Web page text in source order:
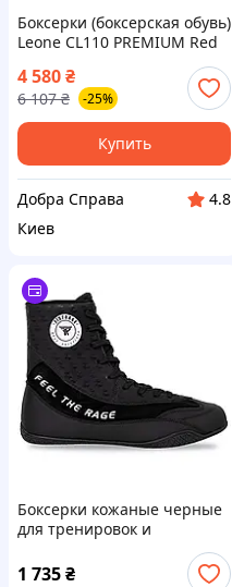
Боксерки (боксерская обувь)
Leone CL110 PREMIUM Red
4 580₴
6 107 ₴ -25%
Купить
Добра Справа
4.8
Киев
Боксерки кожаные черные
для тренировок и
соревнований Fistrage Fight
Gear 6448 размер 44 Black
1 735₴